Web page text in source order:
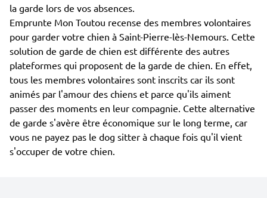
la garde lors de vos absences.
Emprunte Mon Toutou recense des membres volontaires
pour garder votre chien à Saint-Pierre-lès-Nemours. Cette
solution de garde de chien est différente des autres
plateformes qui proposent de la garde de chien. En effet,
tous les membres volontaires sont inscrits car ils sont
animés par l'amour des chiens et parce qu'ils aiment
passer des moments en leur compagnie. Cette alternative
de garde s'avère être économique sur le long terme, car
vous ne payez pas le dog sitter à chaque fois qu'il vient
s'occuper de votre chien.